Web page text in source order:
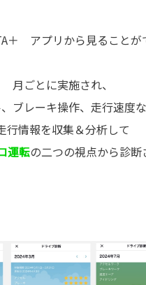
アプリから見ることが
月ごとに実施され、
ブレーキ操作、走行速度
行情報を収集＆分析して
運転の二つの視点から診断